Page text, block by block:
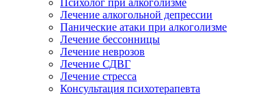
Психолог при алкоголизме
Лечение алкогольной депрессии
Панические атаки при алкоголизме
Лечение бессонницы
Лечение неврозов
Лечение СДВГ
Лечение стресса
Консультация психотерапевта